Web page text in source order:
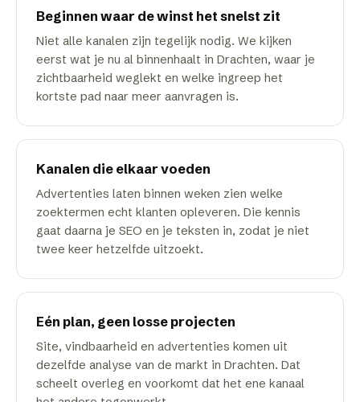
Beginnen waar de winst het snelst zit
Niet alle kanalen zijn tegelijk nodig. We kijken
eerst wat je nu al binnenhaalt in Drachten, waar je
zichtbaarheid weglekt en welke ingreep het
kortste pad naar meer aanvragen is.
Kanalen die elkaar voeden
Advertenties laten binnen weken zien welke
zoektermen echt klanten opleveren. Die kennis
gaat daarna je SEO en je teksten in, zodat je niet
twee keer hetzelfde uitzoekt.
Eén plan, geen losse projecten
Site, vindbaarheid en advertenties komen uit
dezelfde analyse van de markt in Drachten. Dat
scheelt overleg en voorkomt dat het ene kanaal